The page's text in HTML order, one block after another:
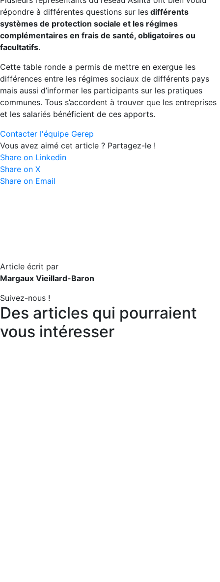
répondre à différentes questions sur les différents
systèmes de protection sociale et les régimes
complémentaires en frais de santé, obligatoires ou
facultatifs.
Cette table ronde a permis de mettre en exergue les
différences entre les régimes sociaux de différents pays
mais aussi d’informer les participants sur les pratiques
communes. Tous s’accordent à trouver que les entreprises
et les salariés bénéficient de ces apports.
Contacter l'équipe Gerep
Vous avez aimé cet article ? Partagez-le !
Share on Linkedin
Share on X
Share on Email
Article écrit par
Margaux Vieillard-Baron
Suivez-nous !
Des articles qui pourraient
vous intéresser